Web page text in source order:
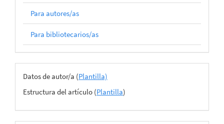
Para autores/as
Para bibliotecarios/as
Archivos
del
envío
Datos de autor/a (Plantilla)
Estructura del artículo (Plantilla)